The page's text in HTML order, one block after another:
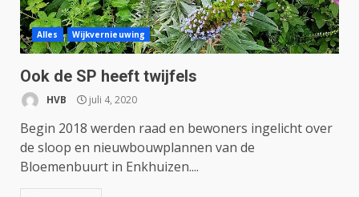
Alles Wijkvernieuwing
Ook de SP heeft twijfels
HVB juli 4, 2020
Begin 2018 werden raad en bewoners ingelicht over
de sloop en nieuwbouwplannen van de
Bloemenbuurt in Enkhuizen....